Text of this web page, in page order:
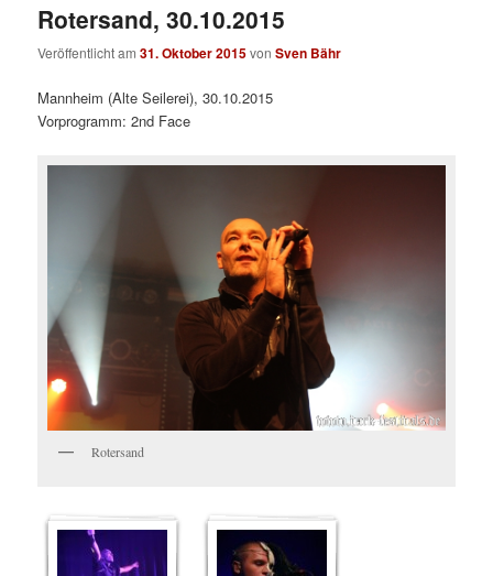
Rotersand, 30.10.2015
Veröffentlicht am31. Oktober 2015vonSven Bähr
Mannheim (Alte Seilerei), 30.10.2015
Vorprogramm: 2nd Face
Rotersand